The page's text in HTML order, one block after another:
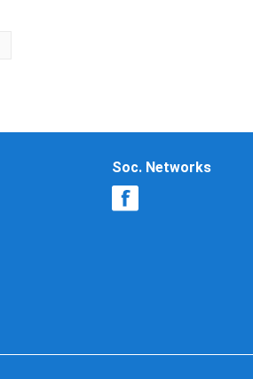
Soc. Networks